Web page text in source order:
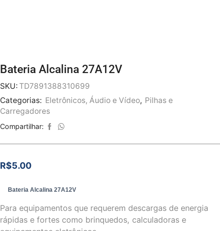
Bateria Alcalina 27A12V
SKU: TD7891388310699
Categorias: Eletrônicos, Áudio e Vídeo, Pilhas e
Carregadores
Compartilhar:
R$5.00
Bateria Alcalina 27A12V
Para equipamentos que requerem descargas de energia
rápidas e fortes como brinquedos, calculadoras e